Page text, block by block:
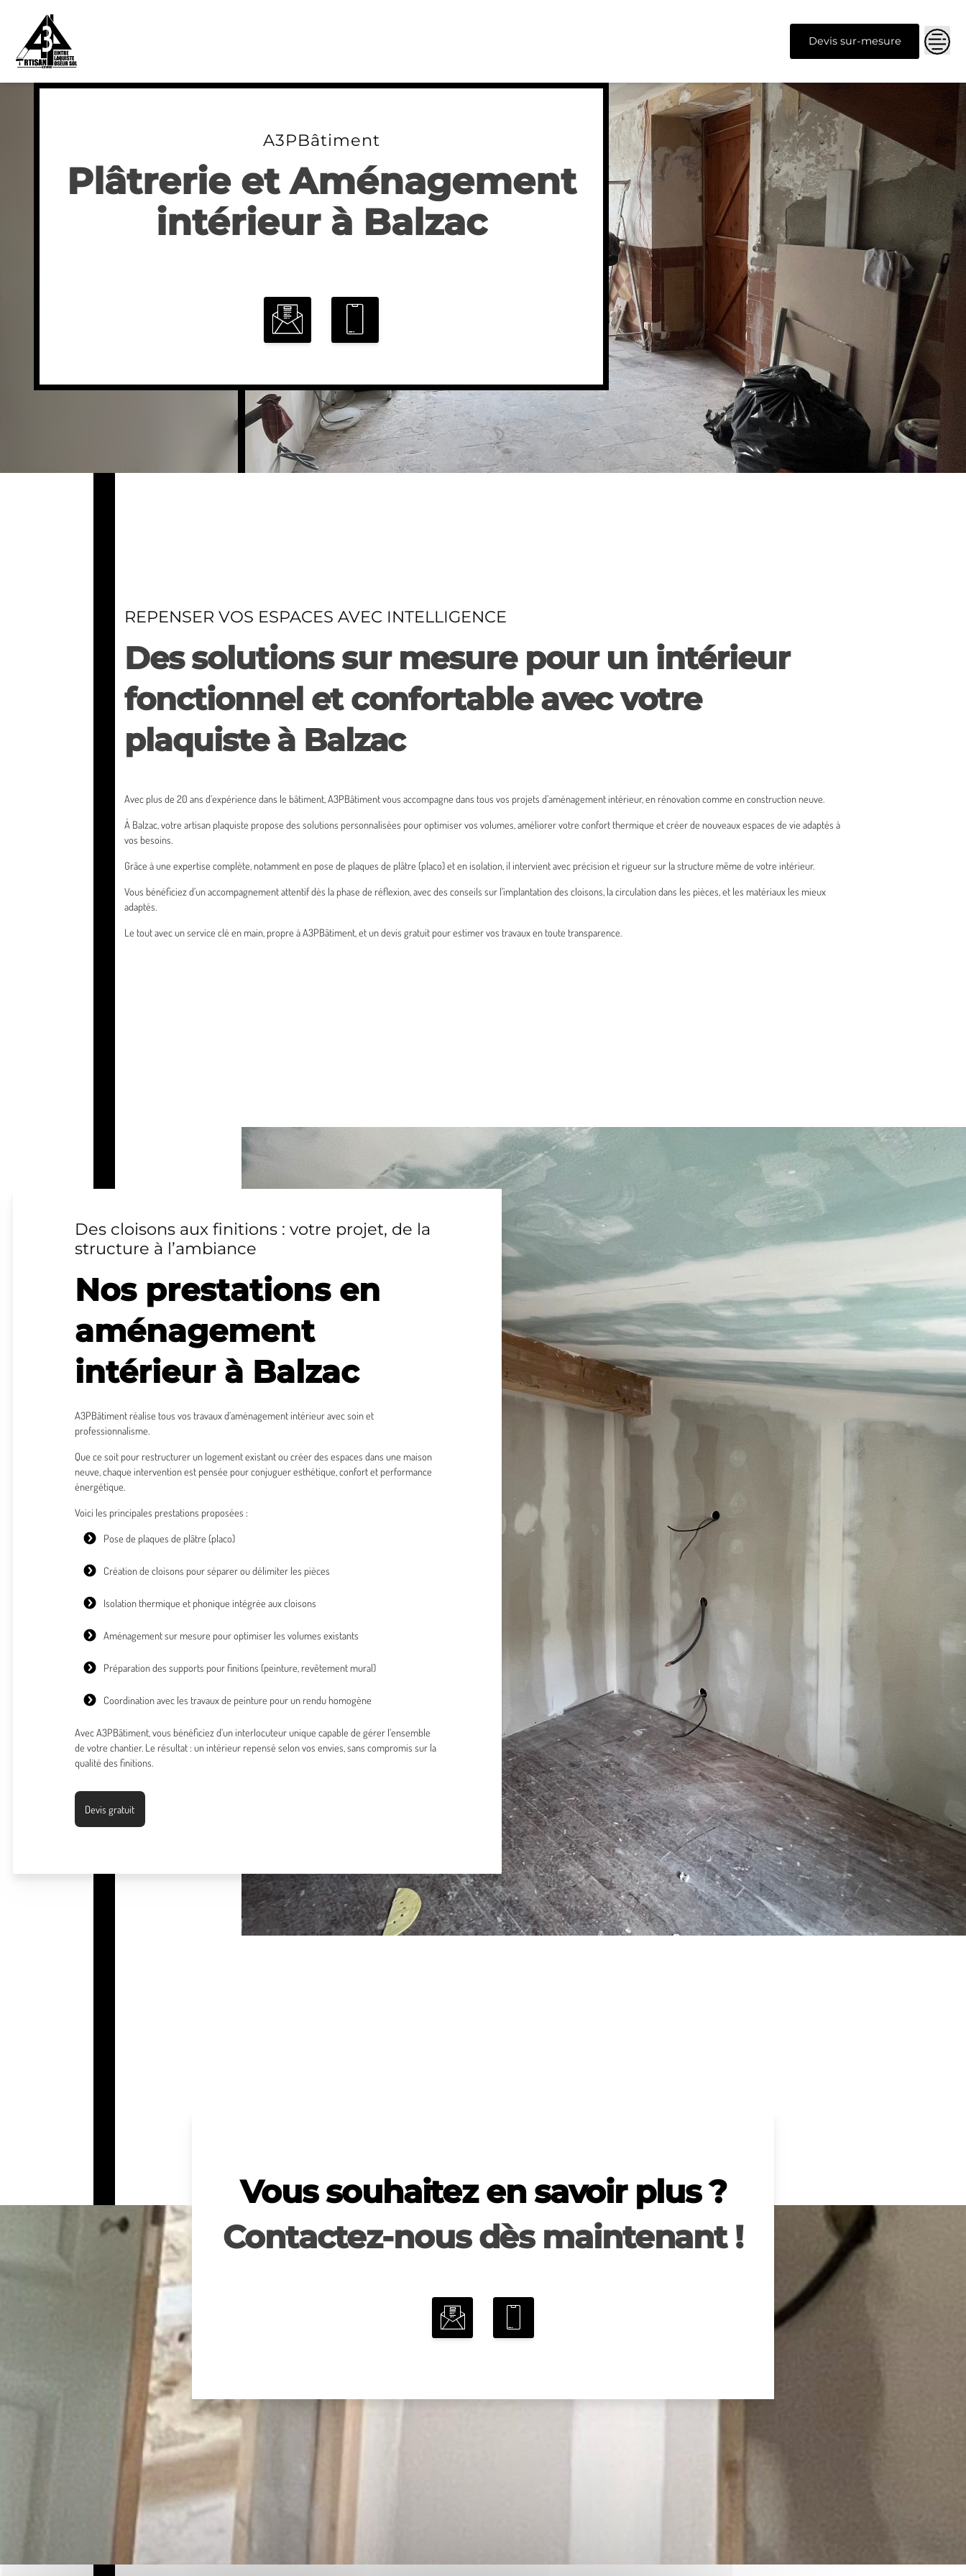
content
Devis sur-mesure
A3PBâtiment
Plâtrerie et Aménagement
intérieur à Balzac
REPENSER VOS ESPACES AVEC INTELLIGENCE
Des solutions sur mesure pour un intérieur
fonctionnel et confortable avec votre
plaquiste à Balzac
Avec plus de 20 ans d’expérience dans le bâtiment, A3PBâtiment vous accompagne dans tous vos projets d’aménagement intérieur, en rénovation comme en construction neuve.
À Balzac, votre artisan plaquiste propose des solutions personnalisées pour optimiser vos volumes, améliorer votre confort thermique et créer de nouveaux espaces de vie adaptés à
vos besoins.
Grâce à une expertise complète, notamment en pose de plaques de plâtre (placo) et en isolation, il intervient avec précision et rigueur sur la structure même de votre intérieur.
Vous bénéficiez d’un accompagnement attentif dès la phase de réflexion, avec des conseils sur l’implantation des cloisons, la circulation dans les pièces, et les matériaux les mieux
adaptés.
Le tout avec un service clé en main, propre à A3PBâtiment, et un devis gratuit pour estimer vos travaux en toute transparence.
Des cloisons aux finitions : votre projet, de la
structure à l’ambiance
Nos prestations en
aménagement
intérieur à Balzac
A3PBâtiment réalise tous vos travaux d’aménagement intérieur avec soin et
professionnalisme.
Que ce soit pour restructurer un logement existant ou créer des espaces dans une maison
neuve, chaque intervention est pensée pour conjuguer esthétique, confort et performance
énergétique.
Voici les principales prestations proposées :
Pose de plaques de plâtre (placo)
Création de cloisons pour séparer ou délimiter les pièces
Isolation thermique et phonique intégrée aux cloisons
Aménagement sur mesure pour optimiser les volumes existants
Préparation des supports pour finitions (peinture, revêtement mural)
Coordination avec les travaux de peinture pour un rendu homogène
Avec A3PBâtiment, vous bénéficiez d’un interlocuteur unique capable de gérer l’ensemble
de votre chantier. Le résultat : un intérieur repensé selon vos envies, sans compromis sur la
qualité des finitions.
Devis gratuit
Vous souhaitez en savoir plus ?
Contactez-nous dès maintenant !